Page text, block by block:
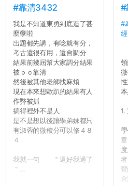
績無法體現你們的努力，但
往後你們正直的態度一定會
讓你們在社會上適應得更
好。最後，那些作弊的同
學，你們要瞭解到作弊對你
們而言是沒有任何好處的，
大學是你們唯一可以勇敢認
錯但不需要付出太大代價的
地方，你們在這時候如果不
會學會...
#靠清3432
我是不知道東勇到底造了甚
麼孽啦
出題都先講，有唸就有分，
考古還很有用，還會調分
結果前幾屆幫大家調分結果
被ｐｏ靠清
然後被其他老師找麻煩
現在本來想歐趴的結果有人
作弊被抓
搞得裡外不是人
是不是想以後讓學弟妹都只
有淑蓉的微積分可以修４８
４
我就一句 ＂還好我過了
＂...
#
#
經
本
1.